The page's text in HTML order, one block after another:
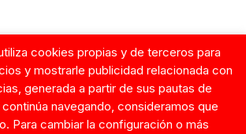
cookies propias y de terceros para
y mostrarle publicidad relacionada con
generada a partir de sus pautas de
navegando, consideramos que
Para cambiar la configuración o más